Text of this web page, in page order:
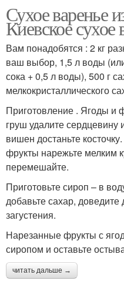
Сухое варенье
Киевское сухое
Вам понадобятся : 2 кг
ваш выбор, 1,5 л воды
сока + 0,5 л воды), 500 г
мелкокристаллического
Приготовление . Ягоды и
груш удалите сердцевину
вишен достаньте
фрукты нарежьте мелким
перемешайте.
Приготовьте сироп – в
добавьте сахар,
загустения.
Нарезанные фрукты с
сиропом и оставьте
читать дальше →